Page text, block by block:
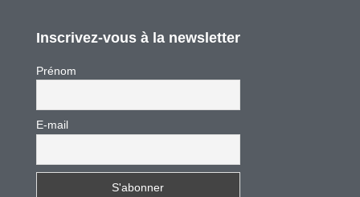
Inscrivez-vous à la newsletter
Prénom
E-mail